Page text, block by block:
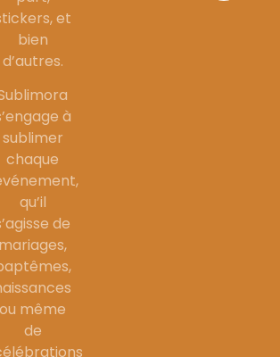
et
bien
d’autres.
à
sublimer
chaque
qu’il
de
mariages,
ou même
de